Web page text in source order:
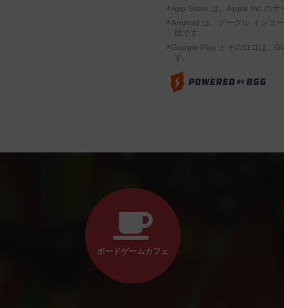
※App Store は、Apple Inc.のサ
※Android は、グーグル インコ
標です。
※Google Play とそのロゴは、
す。
ボードゲームカフェ